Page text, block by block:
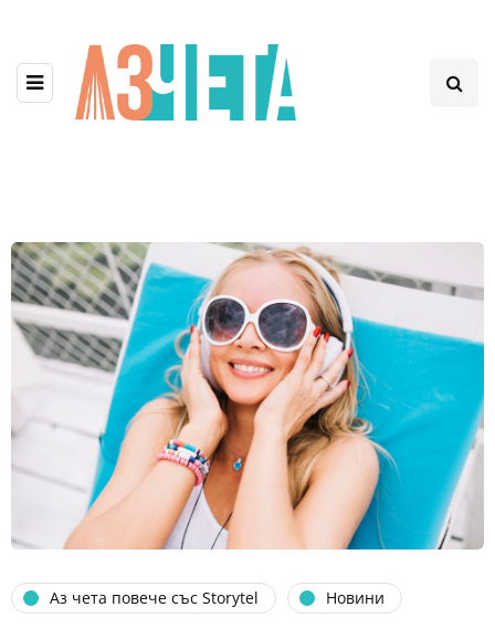
Аз чета повече със Storytel Новини